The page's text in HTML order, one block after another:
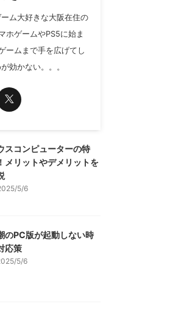
ム大好きな大阪在住の
ホゲームやPS5に始ま
ームまで手を広げてし
効かない。。。
スコンピューターの特
メリットやデメリットを
5/6
のPC版が起動しない時
応策
5/6